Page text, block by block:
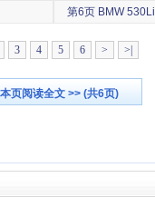
第6页 BMW
3 4 5 6 > >|
页阅读全文 >> (共6页)